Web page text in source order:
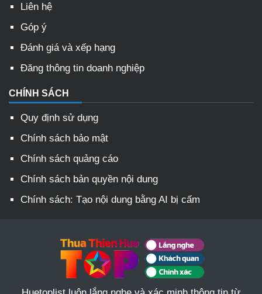
Liên hệ
Góp ý
Đánh giá và xếp hạng
Đăng thông tin doanh nghiệp
CHÍNH SÁCH
Quy định sử dụng
Chính sách bảo mật
Chính sách quảng cáo
Chính sách bản quyền nội dung
Chính sách: Tạo nội dung bằng AI bị cấm